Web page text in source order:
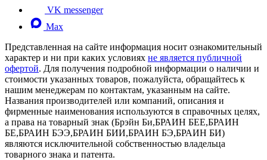
VK messenger
Max
Представленная на сайте информация носит ознакомительный
характер и ни при каких условиях не является публичной
офертой. Для получения подробной информации о наличии и
стоимости указанных товаров, пожалуйста, обращайтесь к
нашим менеджерам по контактам, указанным на сайте.
Названия производителей или компаний, описания и
фирменные наименования используются в справочных целях,
а права на товарный знак (Брэйн Би,БРАИН БЕЕ,БРАИН
БЕ,БРАИН БЭЭ,БРАИН БИИ,БРАИН БЭ,БРАИН БИ)
являются исключительной собственностью владельца
товарного знака и патента.